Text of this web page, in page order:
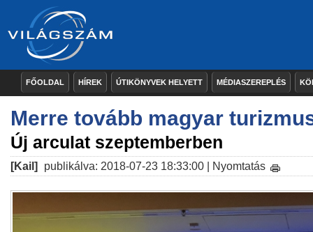
FŐOLDAL HÍREK ÚTIKÖNYVEK HELYETT MÉDIASZEREPLÉS
Merre tovább magyar
Új arculat szeptemberben
[Kail] publikálva: 2018-07-23 18:33:00 | Nyomtatás